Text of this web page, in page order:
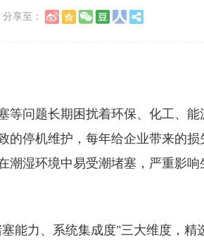
分享至：
等问题长期困扰着环保、化工、能
的停机维护，每年给企业带来的
潮湿环境中易受潮堵塞，严重影
能力、系统集成度"三大维度，精